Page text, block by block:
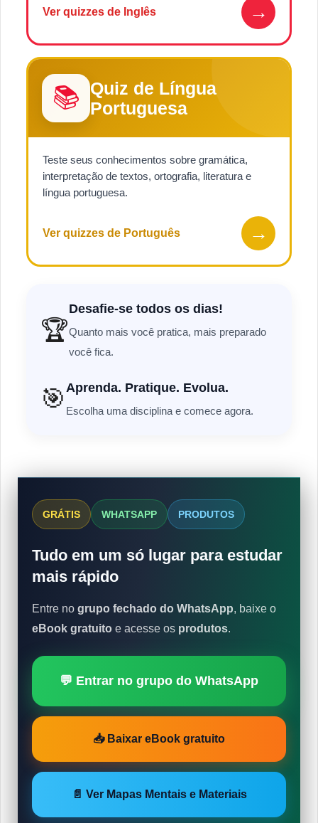
Ver quizzes de Inglês →
📚
Quiz de Língua
Portuguesa
Teste seus conhecimentos sobre gramática,
interpretação de textos, ortografia, literatura e
língua portuguesa.
Ver quizzes de Português →
🏆
Desafie-se todos os dias!
Quanto mais você pratica, mais preparado
você fica.
🎯 Aprenda. Pratique. Evolua.
Escolha uma disciplina e comece agora.
GRÁTIS WHATSAPP PRODUTOS
Tudo em um só lugar para estudar
mais rápido
Entre no grupo fechado do WhatsApp, baixe o
eBook gratuito e acesse os produtos.
💬 Entrar no grupo do WhatsApp
📥 Baixar eBook gratuito
📄 Ver Mapas Mentais e Materiais